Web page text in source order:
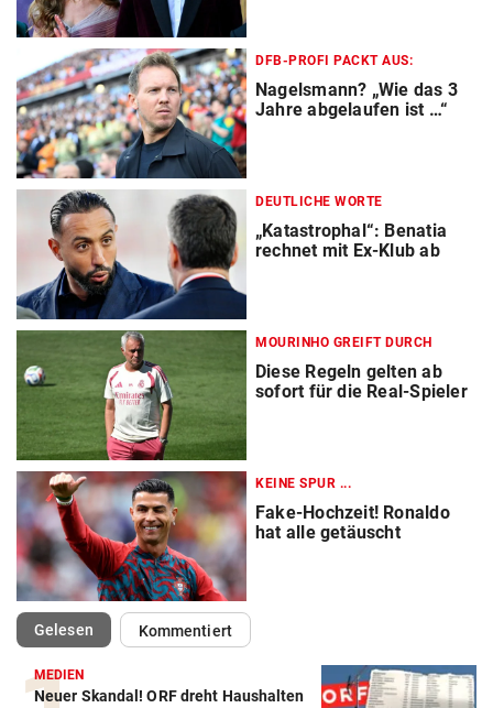
DFB-PROFI PACKT AUS:
Nagelsmann? „Wie das 3
Jahre abgelaufen ist …“
DEUTLICHE WORTE
„Katastrophal“: Benatia
rechnet mit Ex-Klub ab
MOURINHO GREIFT DURCH
Diese Regeln gelten ab
sofort für die Real-Spieler
KEINE SPUR ...
Fake-Hochzeit! Ronaldo
hat alle getäuscht
Gelesen(ausgewählt)Kommentiert
MEDIEN
Neuer Skandal! ORF dreht Haushalten